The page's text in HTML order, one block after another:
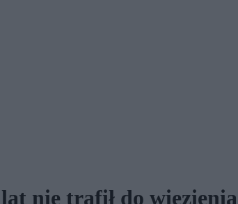
nie trafił do więzienia